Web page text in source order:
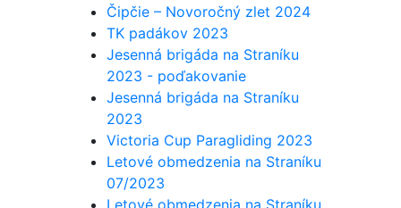
Čipčie – Novoročný zlet 2024
TK padákov 2023
Jesenná brigáda na Straníku
2023 - poďakovanie
Jesenná brigáda na Straníku
2023
Victoria Cup Paragliding 2023
Letové obmedzenia na Straníku
07/2023
Letové obmedzenia na Straníku